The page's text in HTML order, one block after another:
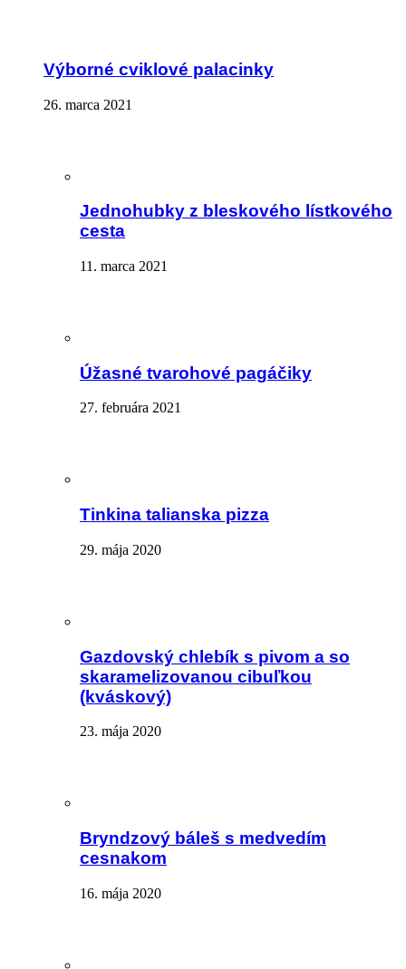
Výborné cviklové palacinky
26. marca 2021
Jednohubky z bleskového lístkového
cesta
11. marca 2021
Úžasné tvarohové pagáčiky
27. februára 2021
Tinkina talianska pizza
29. mája 2020
Gazdovský chlebík s pivom a so
skaramelizovanou cibuľkou
(kváskový)
23. mája 2020
Bryndzový báleš s medvedím
cesnakom
16. mája 2020